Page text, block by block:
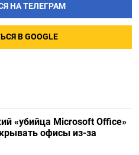
НА ТЕЛЕГРАМ
В GOOGLE
«убийца Microsoft Office»
офисы из-за